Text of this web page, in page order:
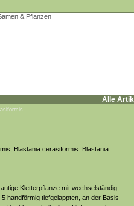
Alle
Blastania cerasiformis. Blastania
Kletterpflanze mit wechselständig
handförmig tiefgelappten, an der Basis